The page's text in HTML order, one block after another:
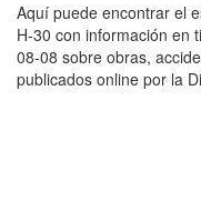
Aquí puede encontrar el
H-30 con información en
08-08 sobre obras,
publicados online por la